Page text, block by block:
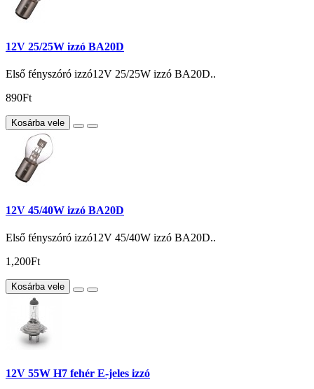
12V 25/25W izzó BA20D
Első fényszóró izzó12V 25/25W izzó BA20D..
890Ft
Kosárba vele
12V 45/40W izzó BA20D
Első fényszóró izzó12V 45/40W izzó BA20D..
1,200Ft
Kosárba vele
12V 55W H7 fehér E-jeles izzó